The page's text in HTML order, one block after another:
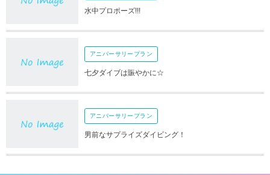
水中プロポーズ!!!
アニバーサリープラン
七夕ダイブは賑やかに☆
アニバーサリープラン
男前なサプライズダイビング！